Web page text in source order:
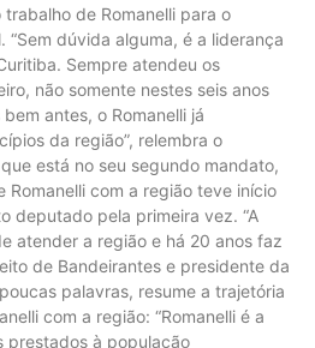
de Romanelli para o
“Sem dúvida alguma, é a liderança
Sempre atendeu os
não somente nestes seis anos
antes, o Romanelli já
da região”, relembra o
está no seu segundo mandato,
Romanelli com a região teve início
deputado pela primeira vez. “A
atender a região e há 20 anos faz
de Bandeirantes e presidente da
palavras, resume a trajetória
com a região: “Romanelli é a
prestados à população